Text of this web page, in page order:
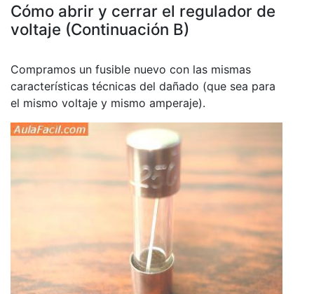
Cómo abrir y cerrar el regulador de
voltaje (Continuación B)
Compramos un fusible nuevo con las mismas
características técnicas del dañado (que sea para
el mismo voltaje y mismo amperaje).